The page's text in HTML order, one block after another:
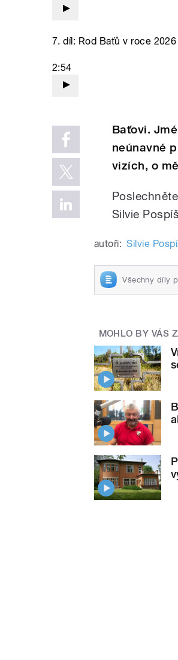
7. díl: Rod Baťů v roce 2026
2:54
Baťovi.
neúnavné
vizích, o
Silvie
autoři: Silvie
Všechny díly
MOHLO BY VÁS